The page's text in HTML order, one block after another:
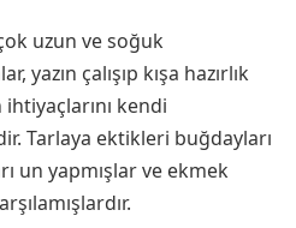
uzun ve soğuk
yazın çalışıp kışa hazırlık
kendi
Tarlaya ektikleri buğdayları
un yapmışlar ve ekmek